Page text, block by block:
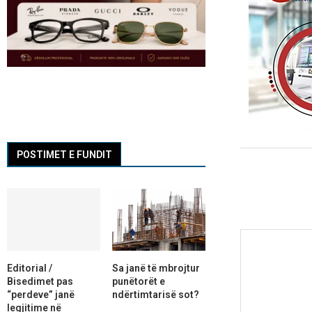
POSTIMET E FUNDIT
Editorial /
Bisedimet pas
“perdeve” janë
legjitime në
Sa janë të mbrojtur
punëtorët e
ndërtimtarisë sot?